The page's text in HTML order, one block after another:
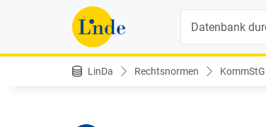
LinDa Rechtsnormen